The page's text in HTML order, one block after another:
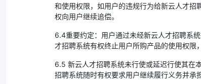
和使用权限，如用户的违规行为给新云人才
权向用户继续追偿。
6.4重要约定：用户通过未经新云人才招聘系
才招聘系统有权终止用户所购产品的使用权限
6.5 新云人才招聘系统未行使或延迟行使其在
招聘系统随时有权要求用户继续履行义务并承